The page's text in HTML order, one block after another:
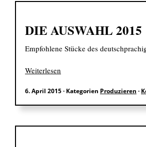
DIE AUSWAHL 2015
Empfohlene Stücke des
Weiterlesen
6. April 2015· Kategorien Produzieren ·